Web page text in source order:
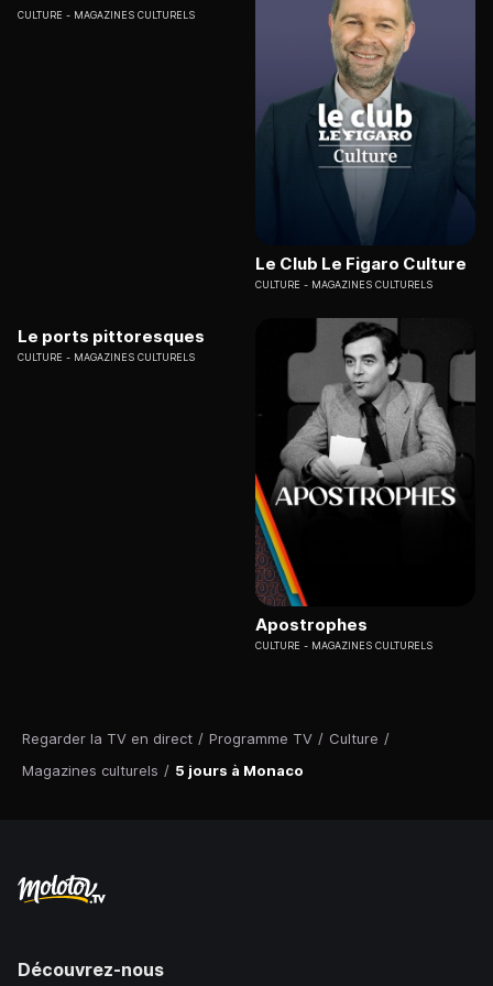
Regarder la TV en direct / Programme TV / Culture /
Magazines culturels / 5 jours à Monaco
CULTURE MAGAZINES CULTURELS
Le Club Le Figaro Culture
CULTURE MAGAZINES CULTURELS
Le ports pittoresques
CULTURE MAGAZINES CULTURELS
Apostrophes
CULTURE MAGAZINES CULTURELS
Découvrez-nous